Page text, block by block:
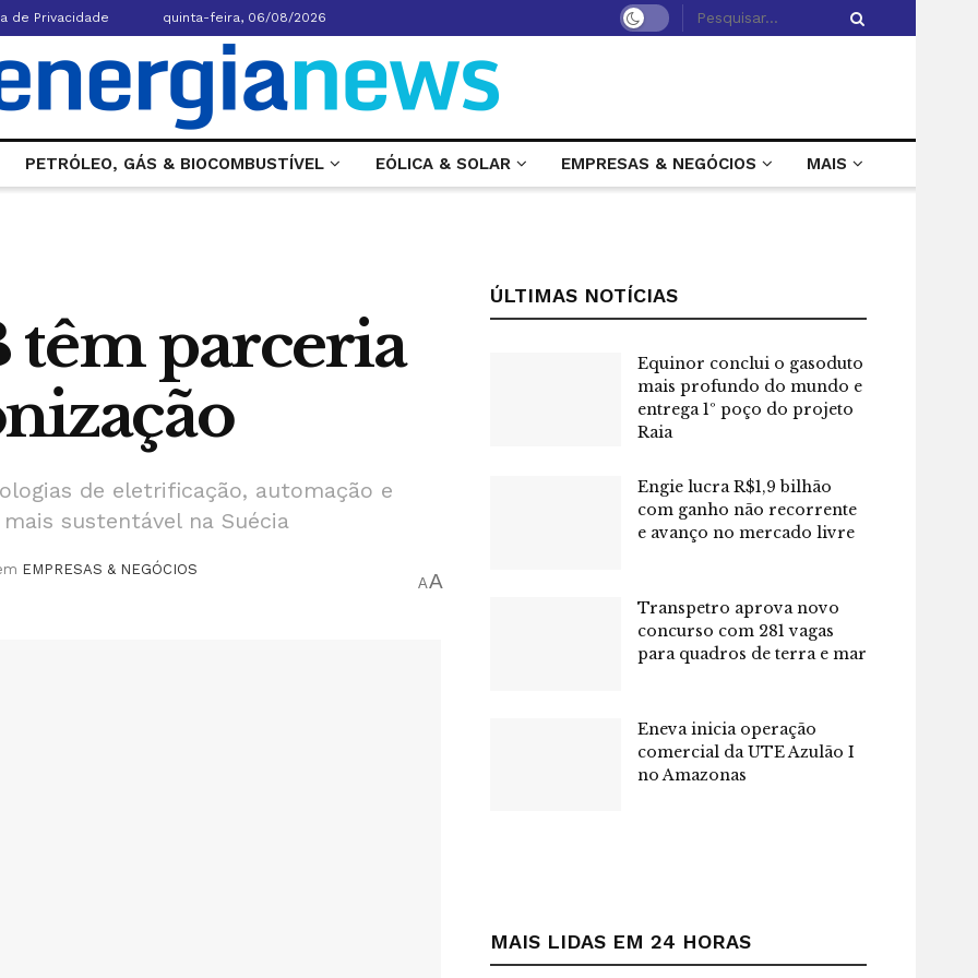
de Privacidade quinta-feira, 06/08/2026
PETRÓLEO, GÁS & BIOCOMBUSTÍVEL EÓLICA & SOLAR EMPRESAS & NEGÓCIOS MAIS
têm parceria
de eletrificação, automação e
sustentável na Suécia
EMPRESAS & NEGÓCIOS
AA
ÚLTIMAS NOTÍCIAS
Equinor conclui o gasoduto
mais profundo do mundo e
entrega 1º poço do projeto
Raia
Engie lucra R$1,9 bilhão
com ganho não recorrente
e avanço no mercado livre
Transpetro aprova novo
concurso com 281 vagas
para quadros de terra e mar
Eneva inicia operação
comercial da UTE Azulão I
no Amazonas
MAIS LIDAS EM 24 HORAS